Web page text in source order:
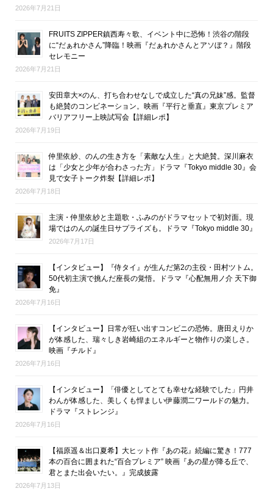
2026年7月21日
FRUITS ZIPPER鎮西寿々歌、イベント中に恐怖！渋谷の階段
に“だぁれかさん”降臨！映画『だぁれかさんとアソぼ？』階段
セレモニー
2026年7月21日
安田章大×のん、打ち合わせなしで成立した“真の兄妹”感。監督
も絶賛のコンビネーション。映画『平行と垂直』東京プレミア
バリアフリー上映試写会【詳細レポ】
2026年7月19日
仲里依紗、のんの生き方を「素敵な人生」と大絶賛。深川麻衣
は「少女と少年が合わさった方」ドラマ『Tokyo middle 30』会
見で女子トーク炸裂【詳細レポ】
2026年7月18日
主演・仲里依紗と主題歌・ふみのがドラマセットで初対面。現
場ではのんの誕生日サプライズも。ドラマ『Tokyo middle 30』
2026年7月17日
【インタビュー】『侍タイ』が生んだ第2の主役・田村ツトム。
50代初主演で挑んだ座長の覚悟。ドラマ『心配無用ノ介 天下御
免』
2026年7月16日
【インタビュー】日常が狂い出すコンビニの恐怖。唐田えりか
が体感した、瑞々しき岩崎組のエネルギーと物作りの楽しさ。
映画『チルド』
2026年7月16日
【インタビュー】「俳優としてとても幸せな経験でした」円井
わんが体感した、美しくも悍ましい伊藤潤二ワールドの魅力。
ドラマ『ストレンジ』
2026年7月16日
【福原遥＆出口夏希】大ヒット作『あの花』続編に驚き！777
本の百合に囲まれた“百合プレミア” 映画『あの星が降る丘で、
君とまた出会いたい。』完成披露
2026年7月13日